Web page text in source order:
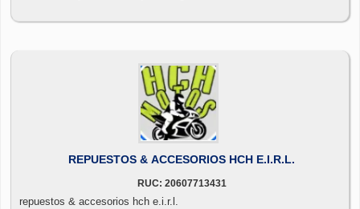
REPUESTOS & ACCESORIOS HCH E.I.R.L.
RUC: 20607713431
repuestos & accesorios hch e.i.r.l.